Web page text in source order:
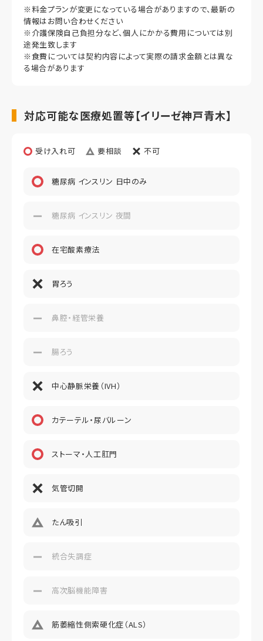
想定居住期間（償却年月数）
その他事項
居室タイプ
※料金プランが変更になっている場合がありますので、最新の
情報はお問い合わせください
※介護保険自己負担分など、個人にかかる費用については別
途発生致します
※食費については契約内容によって実際の請求金額とは異な
る場合があります
対応可能な医療処置等【イリーゼ神戸青木】
受け入れ可 要相談 不可
糖尿病 インスリン 日中のみ
糖尿病 インスリン 夜間
在宅酸素療法
胃ろう
鼻腔・経管栄養
腸ろう
中心静脈栄養（IVH）
カテーテル・尿バルーン
ストーマ・人工肛門
気管切開
たん吸引
統合失調症
高次脳機能障害
筋萎縮性側索硬化症（ALS）